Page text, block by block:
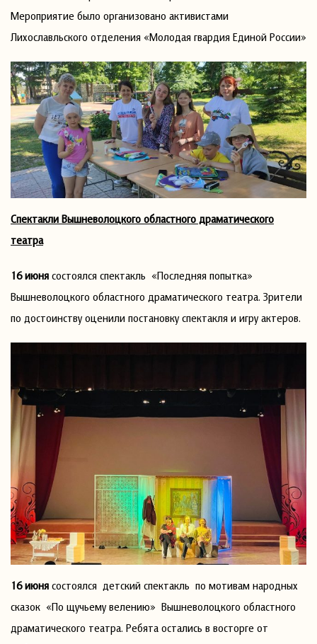
Мероприятие было организовано активистами
Лихославльского отделения «Молодая гвардия Единой России»
Спектакли Вышневолоцкого областного драматического
театра
16 июня состоялся спектакль «Последняя попытка»
Вышневолоцкого областного драматического театра. Зрители
по достоинству оценили постановку спектакля и игру актеров.
16 июня состоялся детский спектакль по мотивам народных
сказок «По щучьему велению» Вышневолоцкого областного
драматического театра. Ребята остались в восторге от